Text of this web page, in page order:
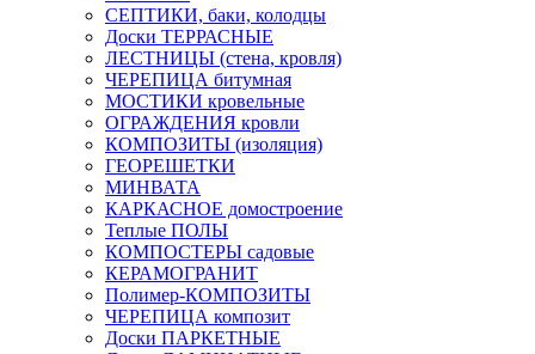
СЕПТИКИ, баки, колодцы
Доски ТЕРРАСНЫЕ
ЛЕСТНИЦЫ (стена, кровля)
ЧЕРЕПИЦА битумная
МОСТИКИ кровельные
ОГРАЖДЕНИЯ кровли
КОМПОЗИТЫ (изоляция)
ГЕОРЕШЕТКИ
МИНВАТА
КАРКАСНОЕ домостроение
Теплые ПОЛЫ
КОМПОСТЕРЫ садовые
КЕРАМОГРАНИТ
Полимер-КОМПОЗИТЫ
ЧЕРЕПИЦА композит
Доски ПАРКЕТНЫЕ